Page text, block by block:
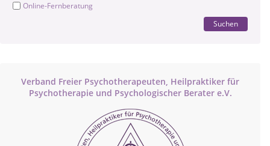
Online-Fernberatung
Suchen
Verband Freier Psychotherapeuten, Heilpraktiker für
Psychotherapie und Psychologischer Berater e.V.